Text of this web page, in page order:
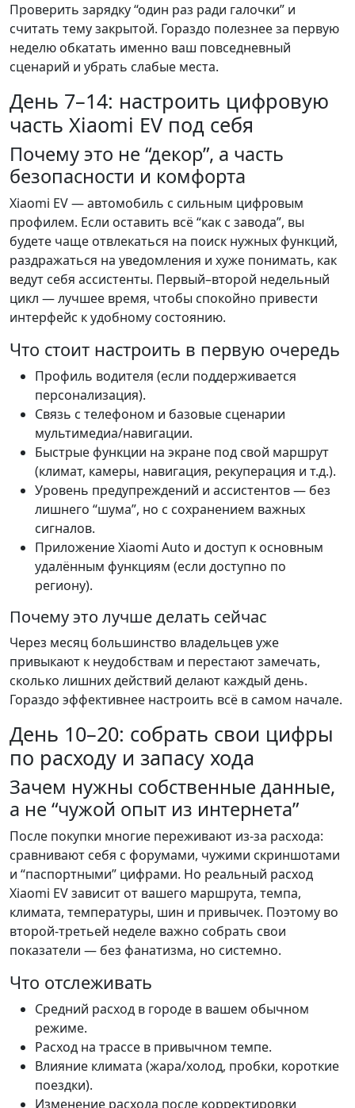
Проверить зарядку “один раз ради галочки” и
считать тему закрытой. Гораздо полезнее за первую
неделю обкатать именно ваш повседневный
сценарий и убрать слабые места.
День 7–14: настроить цифровую
часть Xiaomi EV под себя
Почему это не “декор”, а часть
безопасности и комфорта
Xiaomi EV — автомобиль с сильным цифровым
профилем. Если оставить всё “как с завода”, вы
будете чаще отвлекаться на поиск нужных функций,
раздражаться на уведомления и хуже понимать, как
ведут себя ассистенты. Первый–второй недельный
цикл — лучшее время, чтобы спокойно привести
интерфейс к удобному состоянию.
Что стоит настроить в первую очередь
Профиль водителя (если поддерживается
персонализация).
Связь с телефоном и базовые сценарии
мультимедиа/навигации.
Быстрые функции на экране под свой маршрут
(климат, камеры, навигация, рекуперация и т.д.).
Уровень предупреждений и ассистентов — без
лишнего “шума”, но с сохранением важных
сигналов.
Приложение Xiaomi Auto и доступ к основным
удалённым функциям (если доступно по
региону).
Почему это лучше делать сейчас
Через месяц большинство владельцев уже
привыкают к неудобствам и перестают замечать,
сколько лишних действий делают каждый день.
Гораздо эффективнее настроить всё в самом начале.
День 10–20: собрать свои цифры
по расходу и запасу хода
Зачем нужны собственные данные,
а не “чужой опыт из интернета”
После покупки многие переживают из-за расхода:
сравнивают себя с форумами, чужими скриншотами
и “паспортными” цифрами. Но реальный расход
Xiaomi EV зависит от вашего маршрута, темпа,
климата, температуры, шин и привычек. Поэтому во
второй-третьей неделе важно собрать свои
показатели — без фанатизма, но системно.
Что отслеживать
Средний расход в городе в вашем обычном
режиме.
Расход на трассе в привычном темпе.
Влияние климата (жара/холод, пробки, короткие
поездки).
Изменение расхода после корректировки